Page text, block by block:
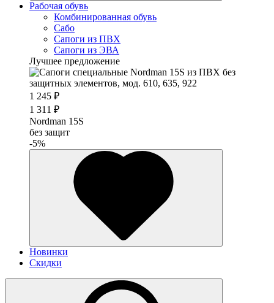
Рабочая обувь
Комбинированная обувь
Сабо
Сапоги из ПВХ
Сапоги из ЭВА
Лучшее предложение
1 245 ₽
1 311 ₽
Nordman 15S
без защит
-5%
Новинки
Скидки